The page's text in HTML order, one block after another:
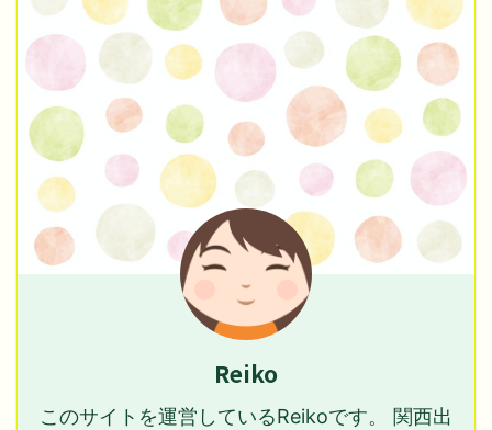
Reiko
このサイトを運営しているReikoです。 関西出